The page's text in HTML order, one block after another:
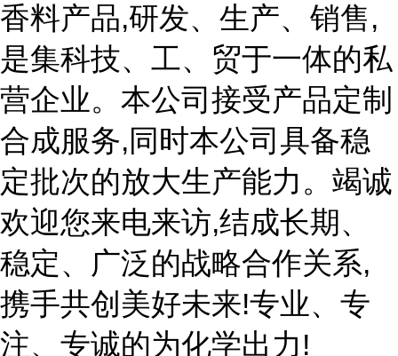
香料产品,研发、生产、销售,
是集科技、工、贸于一体的私
营企业。本公司接受产品定制
合成服务,同时本公司具备稳
定批次的放大生产能力。竭诚
欢迎您来电来访,结成长期、
稳定、广泛的战略合作关系,
携手共创美好未来!专业、专
注、专诚的为化学出力!